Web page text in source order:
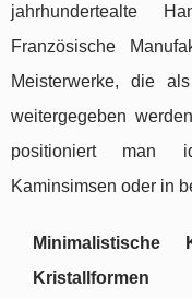
jahrhundertealte
Französische
Meisterwerke, die
weitergegeben
positioniert man
Kaminsimsen oder in
Minimalistische
Kristallformen